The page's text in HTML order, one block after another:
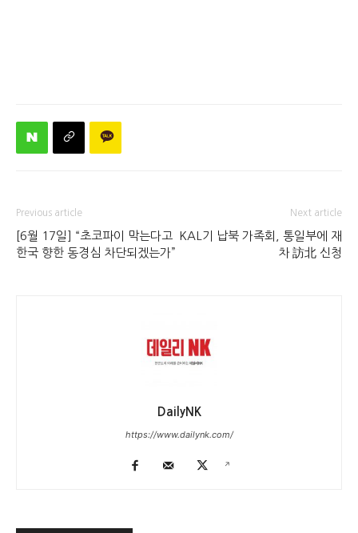
Previous article
[6월 17일] “초코파이 막는다고
한국 향한 동경심 차단되겠는가”
Next article
KAL기 납북 가족회, 통일부에 재
차 訪北 신청
DailyNK
https://www.dailynk.com/